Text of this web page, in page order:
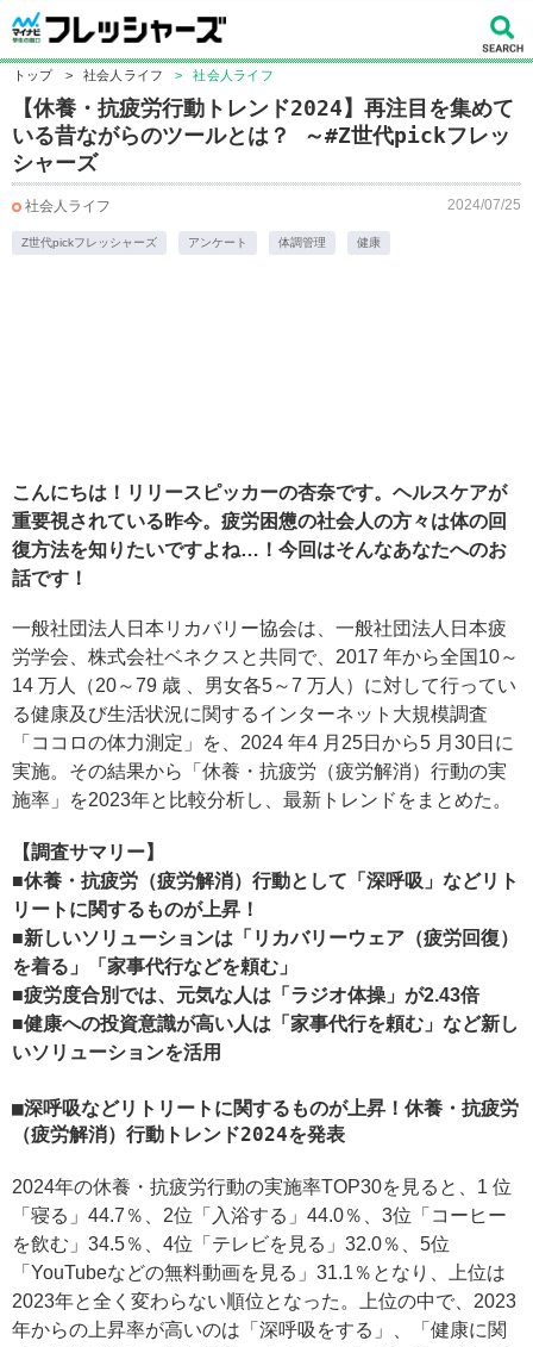
トップ > 社会人ライフ > 社会人ライフ
【休養・抗疲労行動トレンド2024】再注目を集めて
いる昔ながらのツールとは？ ～#Z世代pickフレッ
シャーズ
社会人ライフ 2024/07/25
Z世代pickフレッシャーズ アンケート 体調管理 健康
こんにちは！リリースピッカーの杏奈です。ヘルスケアが
重要視されている昨今。疲労困憊の社会人の方々は体の回
復方法を知りたいですよね…！今回はそんなあなたへのお
話です！
一般社団法人日本リカバリー協会は、一般社団法人日本疲
労学会、株式会社ベネクスと共同で、2017 年から全国10～
14 万人（20～79 歳 、男女各5～7 万人）に対して行ってい
る健康及び生活状況に関するインターネット大規模調査
「ココロの体力測定」を、2024 年4 月25日から5 月30日に
実施。その結果から「休養・抗疲労（疲労解消）行動の実
施率」を2023年と比較分析し、最新トレンドをまとめた。
【調査サマリー】
■休養・抗疲労（疲労解消）行動として「深呼吸」などリト
リートに関するものが上昇！
■新しいソリューションは「リカバリーウェア（疲労回復）
を着る」「家事代行などを頼む」
■疲労度合別では、元気な人は「ラジオ体操」が2.43倍
■健康への投資意識が高い人は「家事代行を頼む」など新し
いソリューションを活用
深呼吸などリトリートに関するものが上昇！休養・抗疲労
（疲労解消）行動トレンド2024を発表
2024年の休養・抗疲労行動の実施率TOP30を見ると、1 位
「寝る」44.7％、2位「入浴する」44.0％、3位「コーヒー
を飲む」34.5％、4位「テレビを見る」32.0％、5位
「YouTubeなどの無料動画を見る」31.1％となり、上位は
2023年と全く変わらない順位となった。上位の中で、2023
年からの上昇率が高いのは「深呼吸をする」、「健康に関